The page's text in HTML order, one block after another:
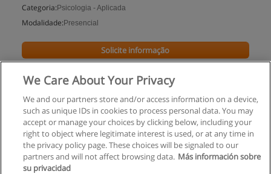
Categoria: Psicologia - Aplicada
Modalidade: Presencial
Solicite informação
We Care About Your Privacy
We and our partners store and/or access information on a device,
such as unique IDs in cookies to process personal data. You may
accept or manage your choices by clicking below, including your
right to object where legitimate interest is used, or at any time in
the privacy policy page. These choices will be signaled to our
partners and will not affect browsing data. Más información sobre
su privacidad